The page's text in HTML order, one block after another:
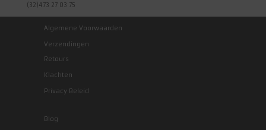
(32)473 27 03 75
Algemene Voorwaarden
Verzendingen
Retours
Klachten
Privacy Beleid
Blog